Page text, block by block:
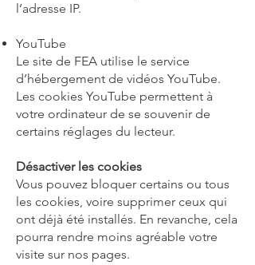
l’adresse IP.
YouTube
Le site de FEA utilise le service
d’hébergement de vidéos YouTube.
Les cookies YouTube permettent à
votre ordinateur de se souvenir de
certains réglages du lecteur.
Désactiver les cookies
Vous pouvez bloquer certains ou tous
les cookies, voire supprimer ceux qui
ont déjà été installés. En revanche, cela
pourra rendre moins agréable votre
visite sur nos pages.